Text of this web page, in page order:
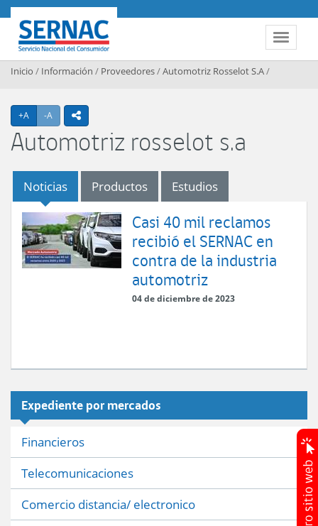
Contenido principal
Toggle
SERNAC
Inicio / Información / Proveedores/Automotriz Rosselot S.A/
+A Agrandar texto
-A Achicar textoicono compartir
Automotriz rosselot s.a
Noticias Productos Estudios
Casi 40 mil reclamos
recibió el SERNAC en
contra de la industria
automotriz
04 de diciembre de 2023
Expediente por mercados
Financieros
Telecomunicaciones
Comercio distancia/ electronico